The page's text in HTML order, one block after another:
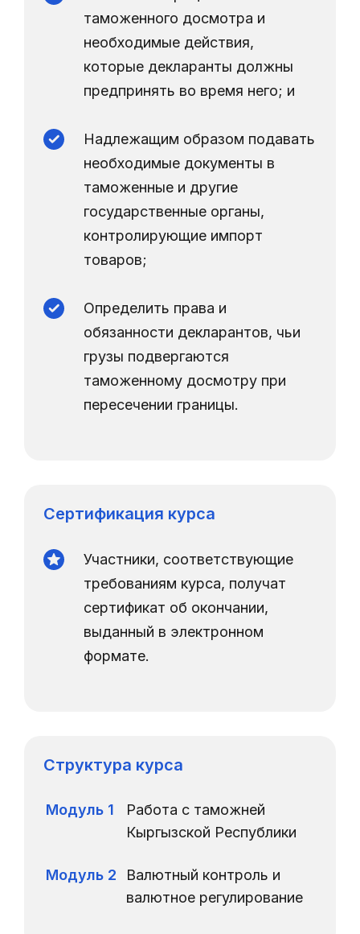
таможенного досмотра и
необходимые действия,
которые декларанты должны
предпринять во время него; и
Надлежащим образом подавать
необходимые документы в
таможенные и другие
государственные органы,
контролирующие импорт
товаров;
Определить права и
обязанности декларантов, чьи
грузы подвергаются
таможенному досмотру при
пересечении границы.
Сертификация курса
Участники, соответствующие
требованиям курса, получат
сертификат об окончании,
выданный в электронном
формате.
Структура курса
Модуль 1
Работа с таможней
Кыргызской Республики
Модуль 2
Валютный контроль и
валютное регулирование